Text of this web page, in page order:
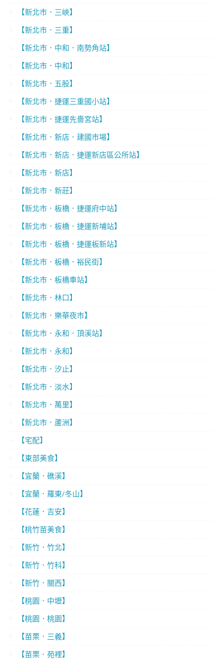
【新北市．三峽】
【新北市．三重】
【新北市．中和．南勢角站】
【新北市．中和】
【新北市．五股】
【新北市．捷運三重國小站】
【新北市．捷運先嗇宮站】
【新北市．新店．建國市場】
【新北市．新店．捷運新店區公所站】
【新北市．新店】
【新北市．新莊】
【新北市．板橋．捷運府中站】
【新北市．板橋．捷運新埔站】
【新北市．板橋．捷運板新站】
【新北市．板橋．裕民街】
【新北市．板橋車站】
【新北市．林口】
【新北市．樂華夜市】
【新北市．永和．頂溪站】
【新北市．永和】
【新北市．汐止】
【新北市．淡水】
【新北市．萬里】
【新北市．蘆洲】
【宅配】
【東部美食】
【宜蘭．礁溪】
【宜蘭．羅東/冬山】
【花蓮．吉安】
【桃竹苗美食】
【新竹．竹北】
【新竹．竹科】
【新竹．關西】
【桃園．中壢】
【桃園．桃園】
【苗栗．三義】
【苗栗．苑裡】